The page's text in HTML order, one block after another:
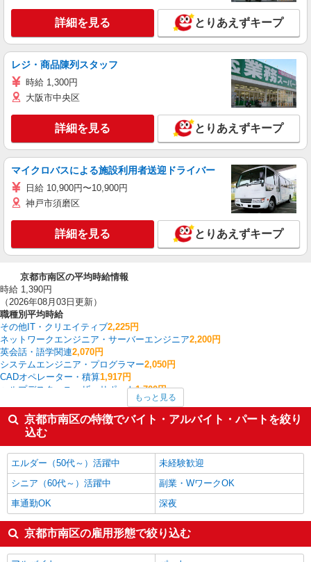
詳細を見る とりあえずキープ
レジ・商品陳列スタッフ
時給 1,300円
大阪市中央区
詳細を見る とりあえずキープ
マイクロバスによる施設利用者送迎ドライバー
日給 10,900円〜10,900円
神戸市須磨区
詳細を見る とりあえずキープ
京都市南区の平均時給情報
時給 1,390円
（2026年08月03日更新）
職種別平均時給
その他IT・クリエイティブ2,225円
ネットワークエンジニア・サーバーエンジニア2,200円
英会話・語学関連2,070円
システムエンジニア・プログラマー2,050円
CADオペレーター・積算1,917円
ヘルプデスク・ユーザーサポート1,700円
WEBデザイナー・コーダー・WEBオペレーター1,600円
法人営業1,600円
薬剤師1,590円
京都市南区の他の職種の平均時給を見る
もっと見る
京都市南区の特徴でバイト・アルバイト・パートを絞り
込む
エルダー（50代～）活躍中
未経験歓迎
シニア（60代～）活躍中
副業・WワークOK
車通勤OK
深夜
京都市南区の雇用形態で絞り込む